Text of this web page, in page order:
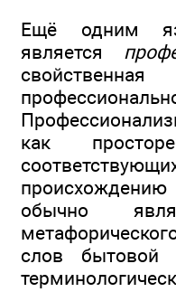
Ещё одним
является
как
обычно
слов бытовой